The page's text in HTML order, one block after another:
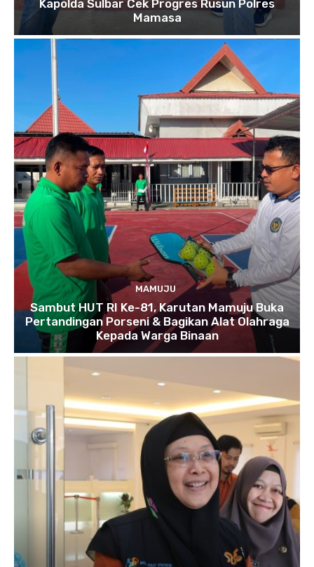
Kapolda Sulbar Cek Progres Rusun Polres
Mamasa
MAMUJU
Sambut HUT RI Ke-81, Karutan Mamuju Buka
Pertandingan Porseni & Bagikan Alat Olahraga
Kepada Warga Binaan